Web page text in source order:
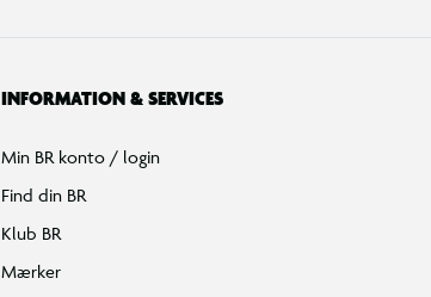
INFORMATION & SERVICES
Min BR konto / login
Find din BR
Klub BR
Mærker